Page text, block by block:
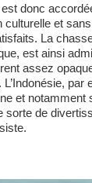
et
La
est ainsi
assez
par
et notamment
sorte de